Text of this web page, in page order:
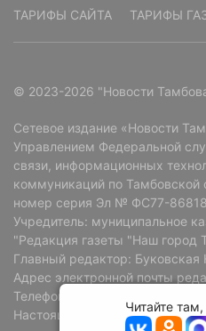
ТАРИФЫ САЙТА
ТАРИФЫ
© 2023-2026 "Новости
Сетевое издание «Новости
Управлением Федеральной
связи, информационных
коммуникаций по Тамбовской
номер серия Эл № ФС77-
Учредитель: муниципальное
"Редакция газеты "Наш город
Главный редактор: Буковская
Адрес электронной почты
Телефон редакции: +7 (4752)
Настоящий ресурс может
Читайте